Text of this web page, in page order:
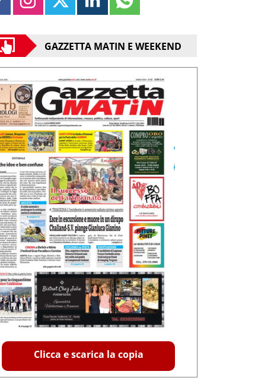
GAZZETTA MATIN E WEEKEND
Clicca e scarica la copia